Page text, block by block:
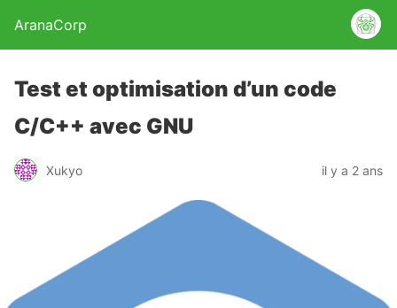
AranaCorp
Test et optimisation d’un code
C/C++ avec GNU
Xukyo il y a 2 ans